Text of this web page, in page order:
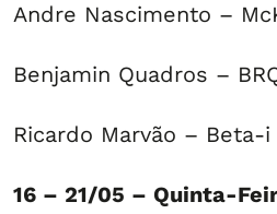
Andre Nascimento –
Benjamin Quadros –
Ricardo Marvão – Beta-i
16 – 21/05 – Quinta-